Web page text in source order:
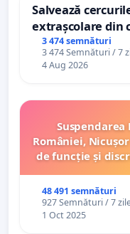
Salvează
extrașcolare din
palatele copiilor
3 474 semnături
3 474 Semnături / 7
4 Aug 2026
României,
de funcție și
48 491 semnături
927 Semnături / 7
1 Oct 2025